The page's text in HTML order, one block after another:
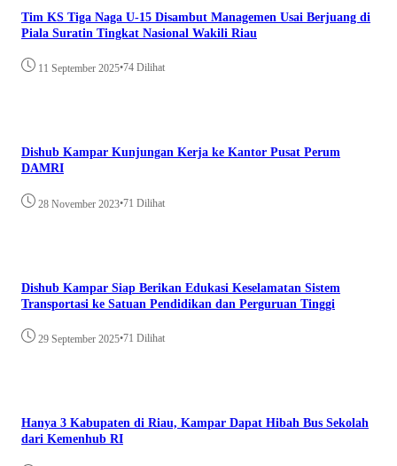
Tim KS Tiga Naga U-15 Disambut Managemen Usai Berjuang di
Piala Suratin Tingkat Nasional Wakili Riau
11 September 2025•74 Dilihat
Dishub Kampar Kunjungan Kerja ke Kantor Pusat Perum
DAMRI
28 November 2023•71 Dilihat
Dishub Kampar Siap Berikan Edukasi Keselamatan Sistem
Transportasi ke Satuan Pendidikan dan Perguruan Tinggi
29 September 2025•71 Dilihat
Hanya 3 Kabupaten di Riau, Kampar Dapat Hibah Bus Sekolah
dari Kemenhub RI